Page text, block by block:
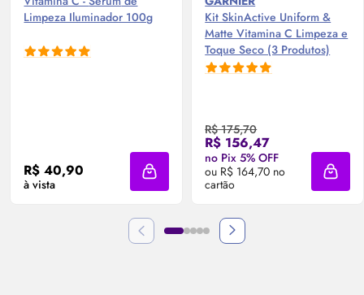
Limpeza Iluminador 100g
R$ 40,90
à vista Adicionar à sacola
Kit SkinActive Uniform &
Matte Vitamina C Limpeza e
Toque Seco (3 Produtos)
R$ 175,70
R$ 156,47
no Pix 5% OFF
ou R$ 164,70 no
cartão